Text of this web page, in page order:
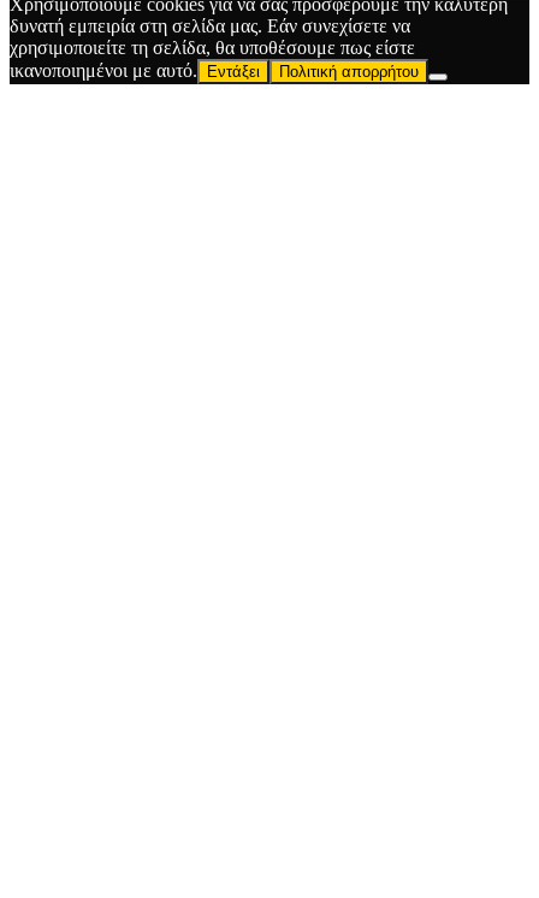
Χρησιμοποιούμε cookies για να σας προσφέρουμε την καλύτερη
δυνατή εμπειρία στη σελίδα μας. Εάν συνεχίσετε να
χρησιμοποιείτε τη σελίδα, θα υποθέσουμε πως είστε
ικανοποιημένοι με αυτό.
Εντάξει Πολιτική απορρήτου